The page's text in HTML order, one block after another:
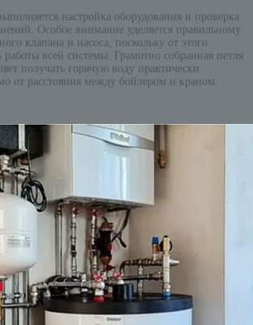
настройка оборудования и проверка
Особое внимание уделяется правильному
клапана и насоса, поскольку от этого
работы всей системы. Грамотно собранная петля
получать горячую воду практически
от расстояния между бойлером и краном.